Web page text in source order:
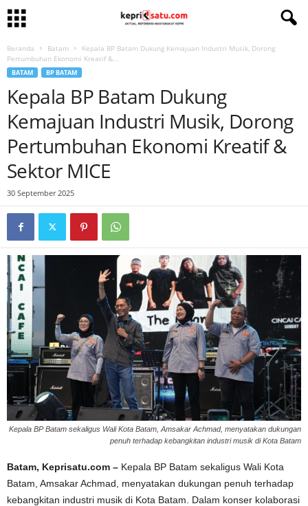
Beranda Batam
Kepala BP Batam Dukung Kemajuan Industri Musik, Dorong
Pertumbuhan Ekonomi Kreatif &...
BATAM BP BATAM
Kepala BP Batam Dukung
Kemajuan Industri Musik, Dorong
Pertumbuhan Ekonomi Kreatif &
Sektor MICE
30 September 2025
Kepala BP Batam sekaligus Wali Kota Batam, Amsakar Achmad, menyatakan dukungan
penuh terhadap kebangkitan industri musik di Kota Batam
Batam, Keprisatu.com – Kepala BP Batam sekaligus Wali Kota
Batam, Amsakar Achmad, menyatakan dukungan penuh terhadap
kebangkitan industri musik di Kota Batam. Dalam konser kolaborasi